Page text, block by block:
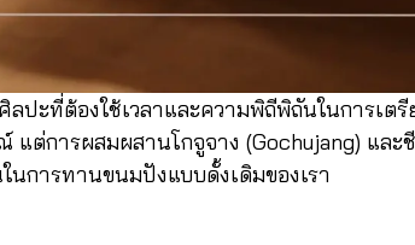
ลปะที่ต้องใช้เวลาและความพิถีพิถันในการเ
แต่การผสมผสานโกจูจาง (Gochujang) แล
การทานขนมปังแบบดั้งเดิมของเรา